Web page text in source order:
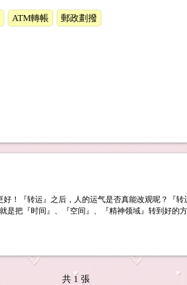
ATM轉帳 郵政劃撥
！『转运』之后，人的运气是否真能改观呢？『
把『时间』、『空间』、『精神领域』转到好的
共 1 張